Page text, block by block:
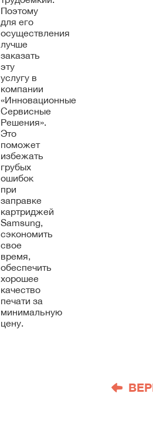
Поэтому
для его
осуществления
лучше
заказать
эту
услугу в
компании
«Инновационные
Сервисные
Решения».
Это
поможет
избежать
грубых
ошибок
при
заправке
картриджей
Samsung,
сэкономить
свое
время,
обеспечить
хорошее
качество
печати за
минимальную
цену.